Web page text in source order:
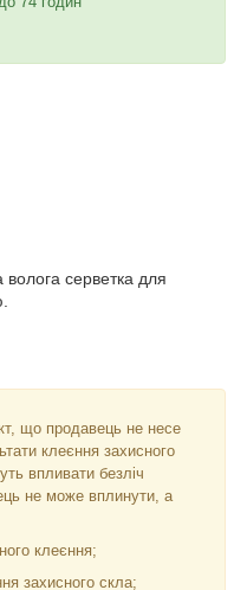
волога серветка для
що продавець не несе
клеєння захисного
впливати безліч
не може вплинути, а
клеєння;
захисного скла;